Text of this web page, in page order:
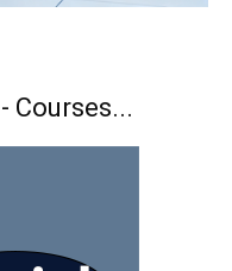
Courses...